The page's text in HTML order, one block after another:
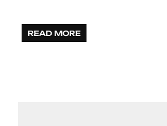
READ MORE